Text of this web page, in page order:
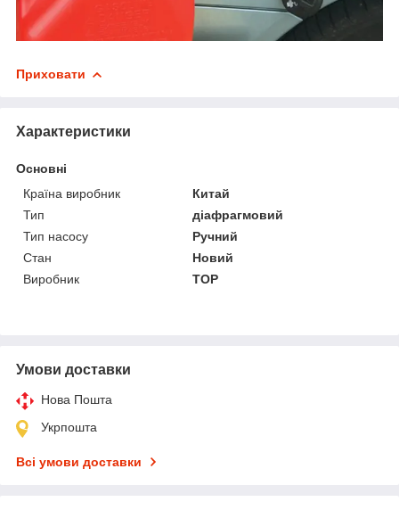
Приховати
Характеристики
Основні
Країна виробник
Китай
Тип
діафрагмовий
Тип насосу
Ручний
Стан
Новий
Виробник
TOP
Умови доставки
Нова Пошта
Укрпошта
Всі умови доставки